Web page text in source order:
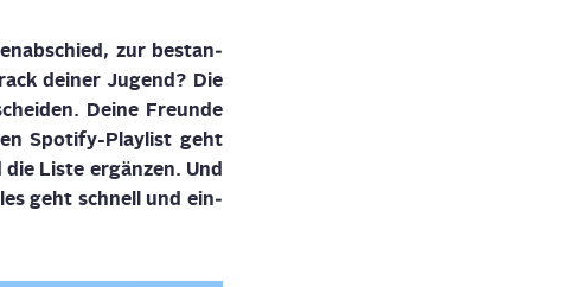
zur bestan­
dei­ner Jugend? Die
Dei­ne Freun­de
Spo­ti­fy-Play­list geht
Lis­te ergän­zen. Und
geht schnell und ein­